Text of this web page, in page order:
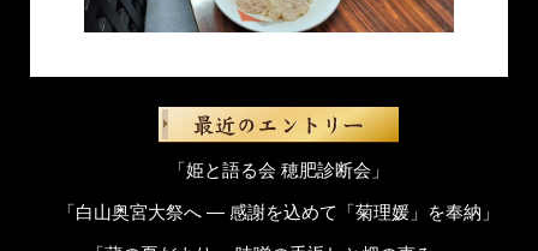
「姫と語る会 穂肥診断会」
「白山奥宮大祭へ ― 感謝を込めて「菊理媛」を奉納」